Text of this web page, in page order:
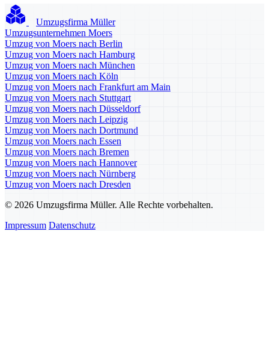
Umzugsfirma Müller
Umzugsunternehmen Moers
Umzug von Moers nach Berlin
Umzug von Moers nach Hamburg
Umzug von Moers nach München
Umzug von Moers nach Köln
Umzug von Moers nach Frankfurt am Main
Umzug von Moers nach Stuttgart
Umzug von Moers nach Düsseldorf
Umzug von Moers nach Leipzig
Umzug von Moers nach Dortmund
Umzug von Moers nach Essen
Umzug von Moers nach Bremen
Umzug von Moers nach Hannover
Umzug von Moers nach Nürnberg
Umzug von Moers nach Dresden
© 2026 Umzugsfirma Müller. Alle Rechte vorbehalten.
Impressum Datenschutz